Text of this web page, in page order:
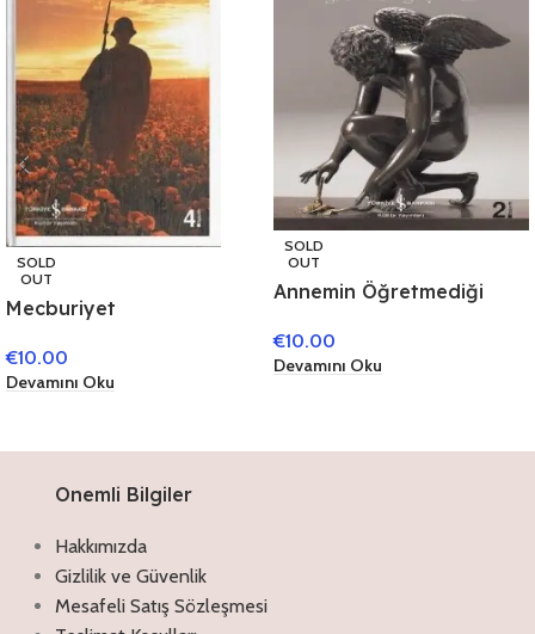
SOLD
OUT
Mecburiyet
€10.00
Devamını Oku
SOLD
OUT
Annemin Öğretmediği
€10.00
Devamını Oku
Onemli Bilgiler
Hakkımızda
Gizlilik ve Güvenlik
Mesafeli Satış Sözleşmesi